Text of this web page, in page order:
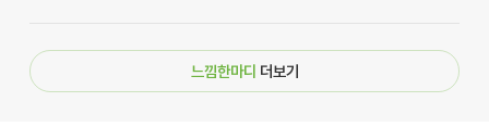
느낌한마디 더보기